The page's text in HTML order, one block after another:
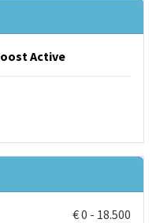
Active
€0 - 18.500